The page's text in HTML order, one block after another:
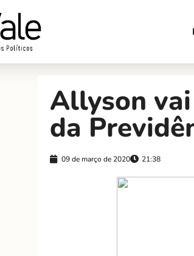
Allyson
da
09 de março de 2020 21:38